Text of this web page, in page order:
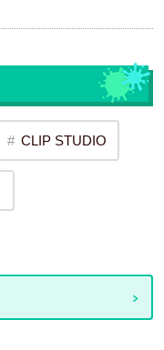
CLIP STUDIO